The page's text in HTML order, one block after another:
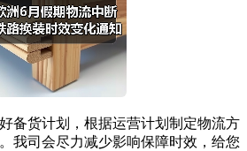
货计划，根据运营计划制定物流方
我司会尽力减少影响保障时效，给您